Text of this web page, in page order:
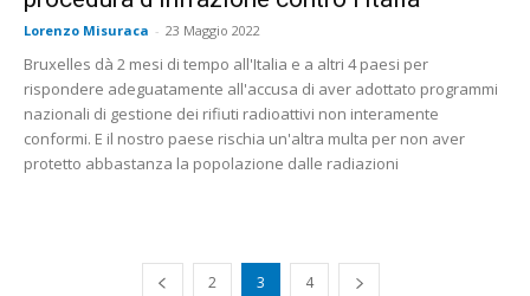
Lorenzo Misuraca - 23 Maggio 2022
Bruxelles dà 2 mesi di tempo all'Italia e a altri 4 paesi per
rispondere adeguatamente all'accusa di aver adottato programmi
nazionali di gestione dei rifiuti radioattivi non interamente
conformi. E il nostro paese rischia un'altra multa per non aver
protetto abbastanza la popolazione dalle radiazioni
2 3 4